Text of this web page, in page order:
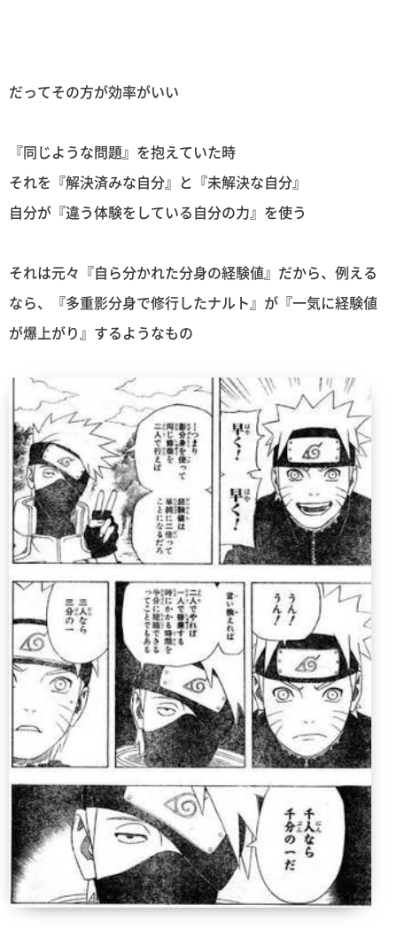
だってその方が効率がいい
『同じような問題』を抱えていた時
それを『解決済みな自分』と『未解決な自分』
自分が『違う体験をしている自分の力』を使う
それは元々『自ら分かれた分身の経験値』だから、例える
なら、『多重影分身で修行したナルト』が『一気に経験値
が爆上がり』するようなもの